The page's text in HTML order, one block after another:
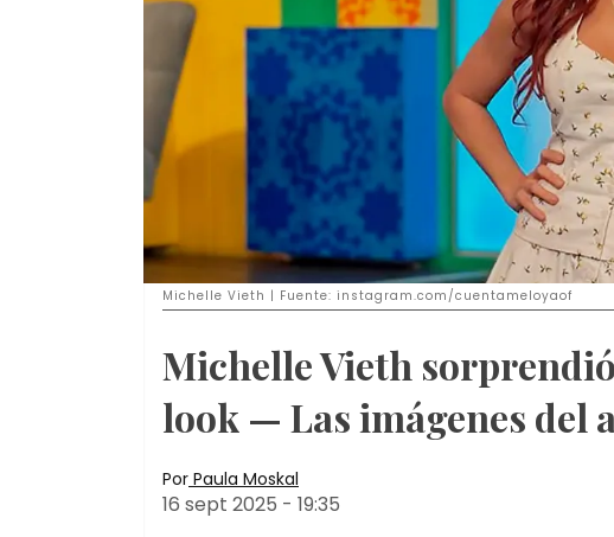
Michelle Vieth | Fuente: instagram.com/cuentameloyaof
Michelle Vieth
look — Las imágenes del
Por Paula Moskal
16 sept 2025 - 19:35